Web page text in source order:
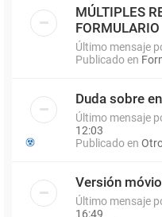
MÚLTIPLES
FORMULARIO
Último mensaje
Publicado en
Duda sobre
Último mensaje
12:03
Publicado en
Versión
Último mensaje
16:49